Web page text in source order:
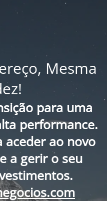
Mesma
para uma
performance.
aceder ao novo
a gerir o seu